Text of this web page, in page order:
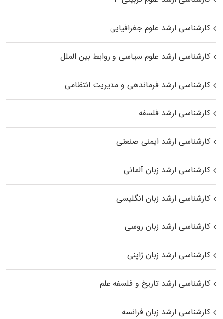
کارشناسی ارشد علوم جغرافیایی
کارشناسی ارشد علوم سیاسی و روابط بین الملل
کارشناسی ارشد فرماندهی و مدیریت انتظامی
کارشناسی ارشد فلسفه
کارشناسی ارشد ایمنی صنعتی
کارشناسی ارشد زبان آلمانی
کارشناسی ارشد زبان انگلیسی
کارشناسی ارشد زبان روسی
کارشناسی ارشد زبان ژاپنی
کارشناسی ارشد تاریخ و فلسفه علم
کارشناسی ارشد زبان فرانسه